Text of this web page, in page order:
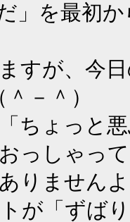
」を最初
すが、今
－＾）
ちょっと
っしゃっ
りません
が「ずば